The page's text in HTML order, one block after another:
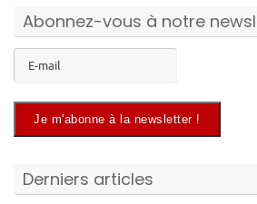
Abonnez-vous à notre
Derniers articles